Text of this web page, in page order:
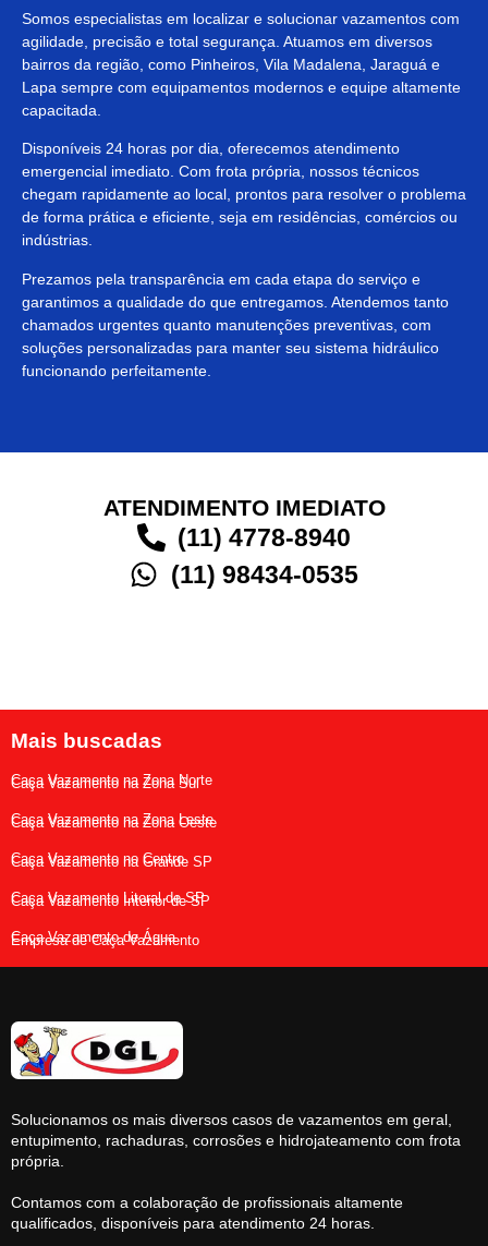
Somos especialistas em localizar e solucionar vazamentos com
agilidade, precisão e total segurança. Atuamos em diversos
bairros da região, como Pinheiros, Vila Madalena, Jaraguá e
Lapa sempre com equipamentos modernos e equipe altamente
capacitada.
Disponíveis 24 horas por dia, oferecemos atendimento
emergencial imediato. Com frota própria, nossos técnicos
chegam rapidamente ao local, prontos para resolver o problema
de forma prática e eficiente, seja em residências, comércios ou
indústrias.
Prezamos pela transparência em cada etapa do serviço e
garantimos a qualidade do que entregamos. Atendemos tanto
chamados urgentes quanto manutenções preventivas, com
soluções personalizadas para manter seu sistema hidráulico
funcionando perfeitamente.
ATENDIMENTO IMEDIATO
(11) 4778-8940
(11) 98434-0535
Mais buscadas
Caça Vazamento na Zona Norte
Caça Vazamento na Zona Sul
Caça Vazamento na Zona Leste
Caça Vazamento na Zona Oeste
Caça Vazamento no Centro
Caça Vazamento na Grande SP
Caça Vazamento Litoral de SP
Caça Vazamento Interior de SP
Caça Vazamento de Água
Empresa de Caça Vazamento
Solucionamos os mais diversos casos de vazamentos em geral,
entupimento, rachaduras, corrosões e hidrojateamento com frota
própria.
Contamos com a colaboração de profissionais altamente
qualificados, disponíveis para atendimento 24 horas.